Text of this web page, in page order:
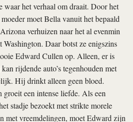
waar het verhaal om draait. Door het
moet Bella vanuit het bepaald
verhuizen naar het al evenmin
Washington. Daar botst ze enigszins
Edward Cullen op. Alleen, er is
rijdende auto’s tegenhouden met
Hij drinkt alleen geen bloed.
groeit een intense liefde. Als een
stadje bezoekt met strikte morele
met vreemdelingen, moet Edward zijn